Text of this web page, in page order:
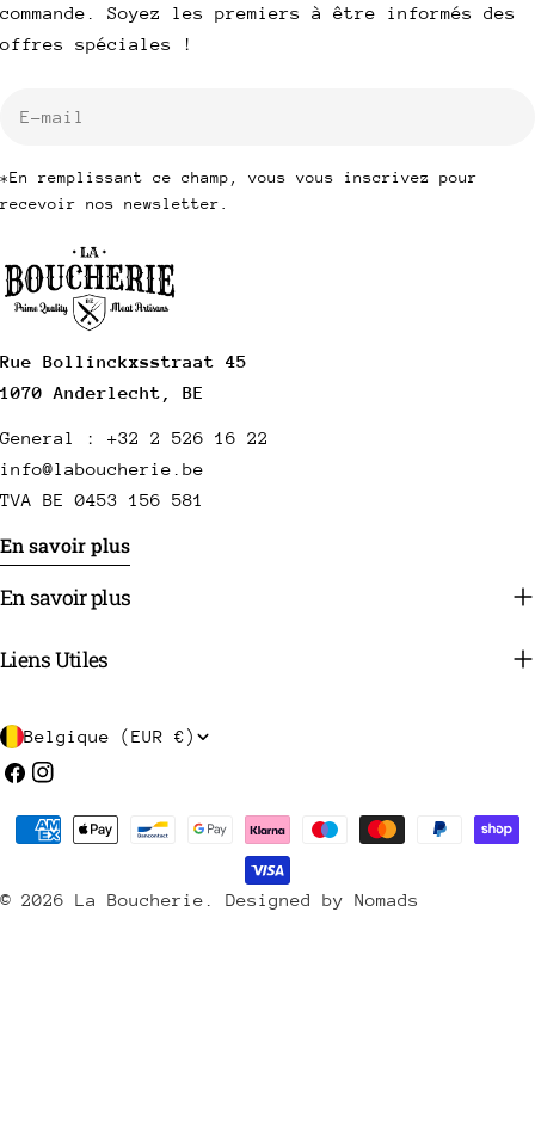
Rue Bollinckxsstraat 45
1070 Anderlecht, BE
General : +32 2 526 16 22
info@laboucherie.be
TVA BE 0453 156 581
En savoir plus
En savoir plus
Liens Utiles
commande. Soyez les premiers à être informés des
offres spéciales !
*En remplissant ce champ, vous vous inscrivez pour
recevoir nos newsletter.
P
a
/
Belgique (EUR €)
Facebook
Instagram
© 2026 La Boucherie Designed by Nomads
Méthodes
payement